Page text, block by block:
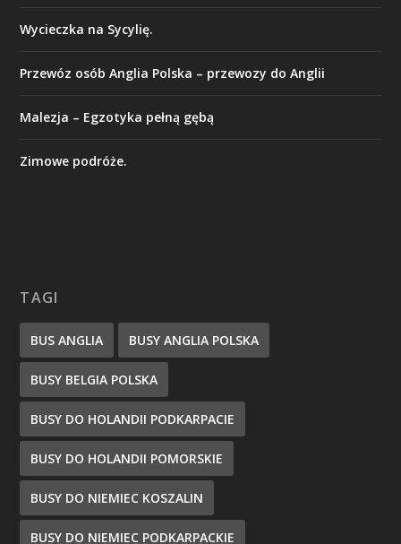
Wycieczka na Sycylię.
Przewóz osób Anglia Polska – przewozy do Anglii
Malezja – Egzotyka pełną gębą
Zimowe podróże.
TAGI
BUS ANGLIA BUSY ANGLIA POLSKA
BUSY BELGIA POLSKA
BUSY DO HOLANDII PODKARPACIE
BUSY DO HOLANDII POMORSKIE
BUSY DO NIEMIEC KOSZALIN
BUSY DO NIEMIEC PODKARPACKIE